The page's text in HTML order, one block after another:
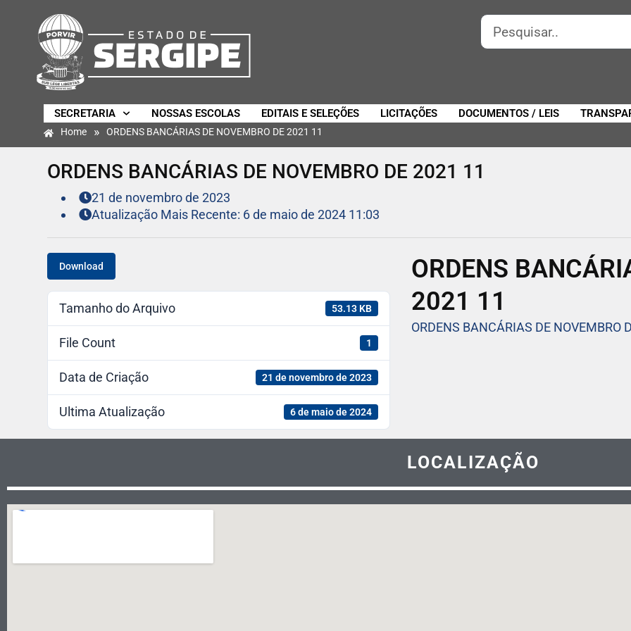
SECRETARIA NOSSAS ESCOLAS EDITAIS E SELEÇÕES LICITAÇÕES DOCUMENTOS / LEIS
Home » ORDENS BANCÁRIAS DE NOVEMBRO DE 2021 11
ORDENS BANCÁRIAS DE NOVEMBRO DE 2021 11
21 de novembro de 2023
Atualização Mais Recente: 6 de maio de 2024 11:03
Download
Tamanho do Arquivo 53.13 KB
File Count 1
Data de Criação 21 de novembro de 2023
Ultima Atualização 6 de maio de 2024
ORDENS
2021 11
ORDENS BANCÁRIAS DE NOVEMBRO
LOCALIZAÇÃO